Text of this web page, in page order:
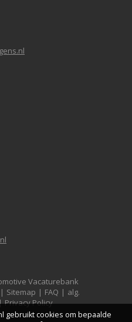
Vacaturebank
| Sitemap | FAQ | alg.
Privacy Policy
gebruikt cookies om bepaalde